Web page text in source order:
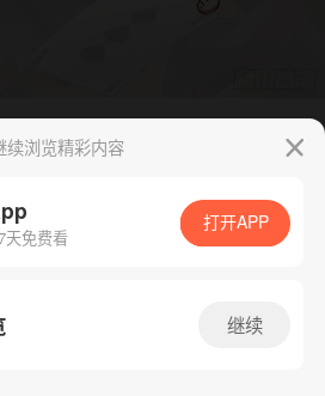
App免费看
腾漫App免费看
续浏览精彩内容
天免费看
打开APP
继续